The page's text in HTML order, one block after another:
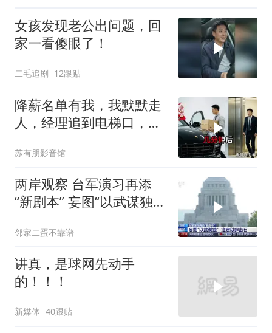
女孩发现老公出问题，回
家一看傻眼了！
二毛追剧 12跟贴
降薪名单有我，我默默走
人，经理追到电梯口，见
苏有朋影音馆
两岸观察 台军演习再添
“新剧本” 妄图“以武谋独”
邻家二蛋不靠谱
讲真，是球网先动手
的！！！
新媒体 40跟贴